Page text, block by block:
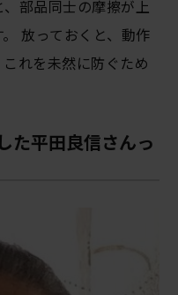
部品同士の摩擦が上
放っておくと、動作
れを未然に防ぐため
た平田良信さんっ